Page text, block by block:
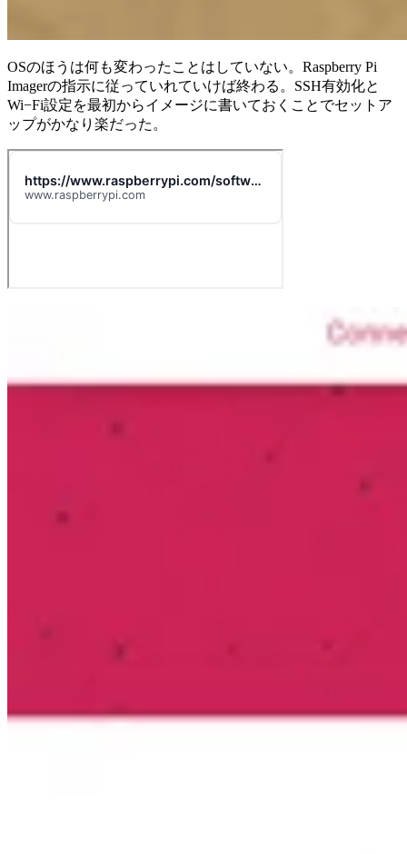
OSのほうは何も変わったことはしていない。Raspberry Pi
Imagerの指示に従っていれていけば終わる。SSH有効化と
Wi−Fi設定を最初からイメージに書いておくことでセットア
ップがかなり楽だった。